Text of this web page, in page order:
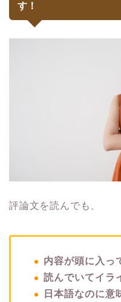
す！
評論文を読んでも、
内容が頭に入っ
読んでいてイラ
日本語なのに意